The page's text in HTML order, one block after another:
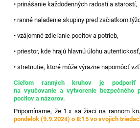
• prinášanie každodenných radostí a starostí,
• ranné naladenie skupiny pred začiatkom
• vzájomné zdieľanie pocitov a potrieb,
• priestor, kde hrajú hlavnú úlohu
• stretnutie, ktoré môže výrazne napomôcť
Cieľom ranných kruhov je podporiť
na vyučovanie a vytvorenie bezpečného
pocitov a názorov.
Pripomíname, že 1.x sa žiaci na rannom
pondelok (9.9.2024) o 8:15 vo svojich